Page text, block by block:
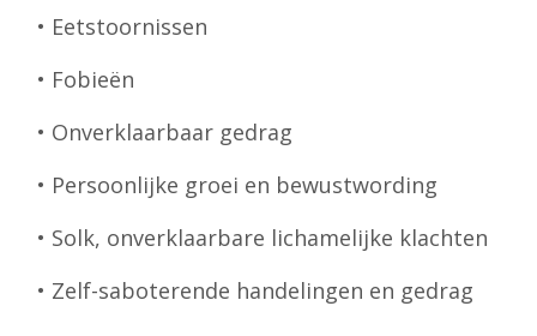
• Eetstoornissen
• Fobieën
• Onverklaarbaar gedrag
• Persoonlijke groei en bewustwording
• Solk, onverklaarbare lichamelijke klachten
• Zelf-saboterende handelingen en gedrag